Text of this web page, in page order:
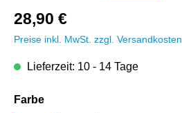
28,90 €
Preise inkl. MwSt. zzgl. Versandkosten
Lieferzeit: 10 - 14 Tage
Farbeauswählen